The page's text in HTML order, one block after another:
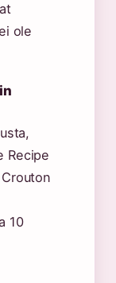
ole
Recipe
10